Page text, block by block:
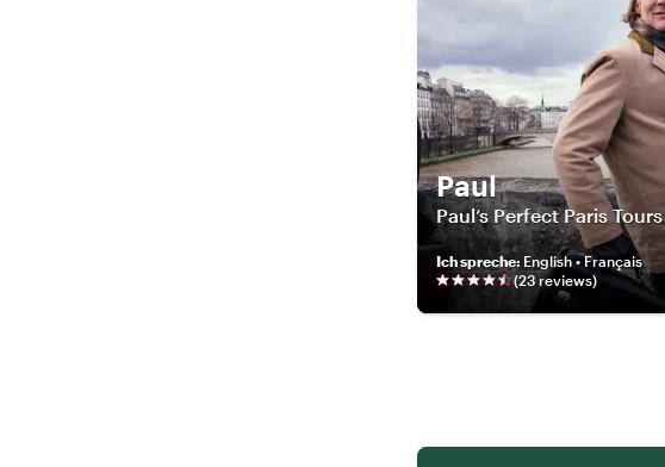
Paul
Paul’s Perfect Paris Tours
Ich spreche:English • Français
(23 reviews)